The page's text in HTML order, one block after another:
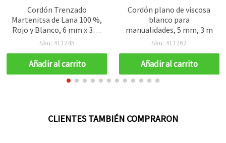
Cordón Trenzado
Martenitsa de Lana 100 %,
Rojo y Blanco, 6 mm x 3 m
– Cordón Búlgaro
de Baba Marta, Borlas,
Bisutería y Manualidades
Sku: 411245
Añadir al carrito
Cordón plano de viscosa
blanco para
manualidades, 5 mm, 3 m
Sku: 411262
Añadir al carrito
CLIENTES TAMBIÉN COMPRARON